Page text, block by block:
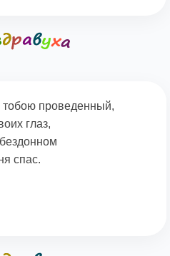
тобою проведенный,
глаз,
спас.